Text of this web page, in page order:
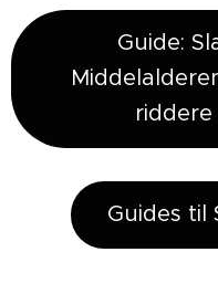
Guide:
Guides